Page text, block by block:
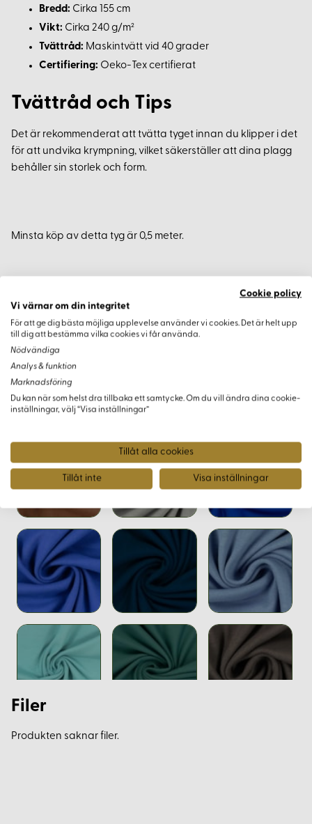
Bredd: Cirka 155 cm
Vikt: Cirka 240 g/m²
Tvättråd: Maskintvätt vid 40 grader
Certifiering: Oeko-Tex certifierat
Tvättråd och Tips
Det är rekommenderat att tvätta tyget innan du klipper i det
för att undvika krympning, vilket säkerställer att dina plagg
behåller sin storlek och form.
Minsta köp av detta tyg är 0,5 meter.
Varianter
Filer
Produkten saknar filer.
Cookie policy
Vi värnar om din integritet
För att ge dig bästa möjliga upplevelse använder vi cookies. Det är helt upp
till dig att bestämma vilka cookies vi får använda.
Nödvändiga
Analys & funktion
Marknadsföring
Du kan när som helst dra tillbaka ett samtycke. Om du vill ändra dina cookie-
inställningar, välj “Visa inställningar”
Tillåt alla cookies
Tillåt inte Visa inställningar